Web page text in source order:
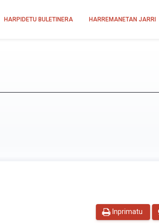
HARPIDETU BULETINERA HARREMANETAN JARRI
Inprimatu